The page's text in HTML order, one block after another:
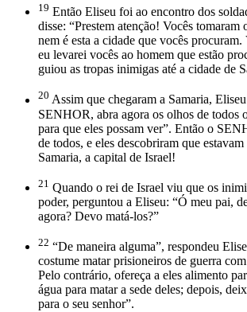
19 Então Eliseu foi ao encontro dos
disse: “Prestem atenção! Vocês tomaram
nem é esta a cidade que vocês
eu levarei vocês ao homem que estão
guiou as tropas inimigas até a cidade de
20 Assim que chegaram a Samaria,
SENHOR, abra agora os olhos de todos
para que eles possam ver”. Então o
de todos, e eles descobriram que
Samaria, a capital de Israel!
21 Quando o rei de Israel viu que os
poder, perguntou a Eliseu: “Ó meu pai,
agora? Devo matá-los?”
22 “De maneira alguma”, respondeu
costume matar prisioneiros de guerra
Pelo contrário, ofereça a eles alimento
água para matar a sede deles; depois,
para o seu senhor”.